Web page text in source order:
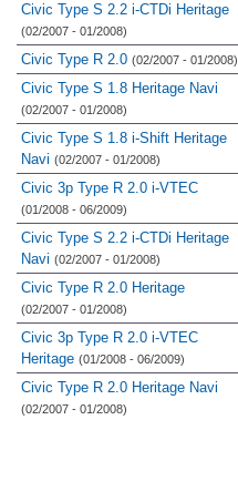
Civic Type S 2.2 i-CTDi Heritage
(02/2007 - 01/2008)
Civic Type R 2.0 (02/2007 - 01/2008)
Civic Type S 1.8 Heritage Navi
(02/2007 - 01/2008)
Civic Type S 1.8 i-Shift Heritage
Navi (02/2007 - 01/2008)
Civic 3p Type R 2.0 i-VTEC
(01/2008 - 06/2009)
Civic Type S 2.2 i-CTDi Heritage
Navi (02/2007 - 01/2008)
Civic Type R 2.0 Heritage
(02/2007 - 01/2008)
Civic 3p Type R 2.0 i-VTEC
Heritage (01/2008 - 06/2009)
Civic Type R 2.0 Heritage Navi
(02/2007 - 01/2008)